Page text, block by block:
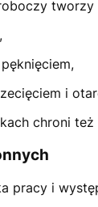
i
chroni też
pracy i